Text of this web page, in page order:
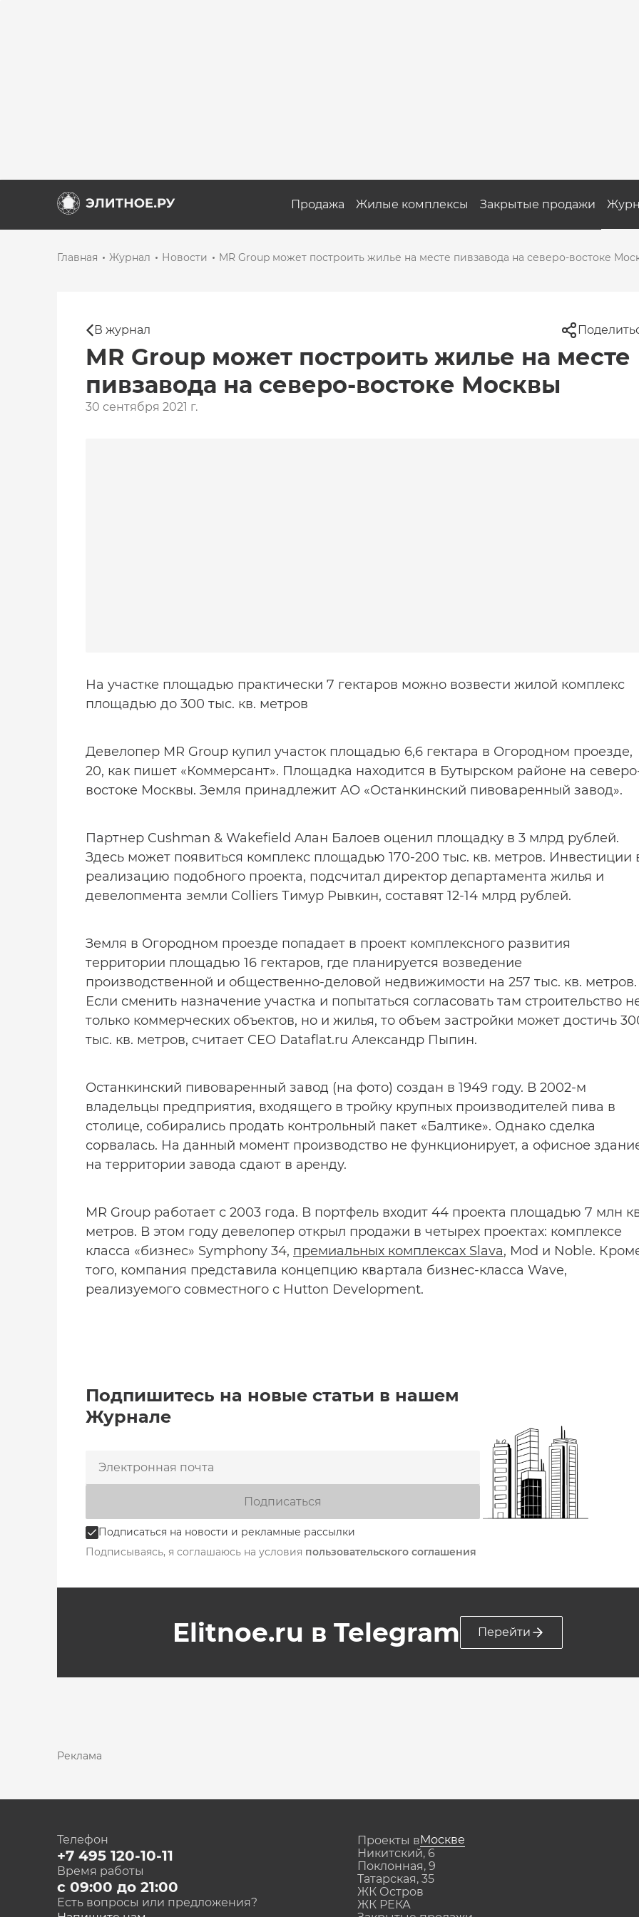
Продажа Жилые комплексы Закрытые продажи
Главная Журнал Новости MR Group может построить жилье на месте пивзавода на северо-востоке
В журнал
MR Group может построить жилье на месте
пивзавода на северо-востоке Москвы
30 сентября 2021 г.
На участке площадью практически 7 гектаров можно возвести жилой комплекс
площадью до 300 тыс. кв. метров
Девелопер MR Group купил участок площадью 6,6 гектара в Огородном проезде,
20, как пишет «Коммерсант». Площадка находится в Бутырском районе на
востоке Москвы. Земля принадлежит АО «Останкинский пивоваренный завод».
Партнер Cushman & Wakefield Алан Балоев оценил площадку в 3 млрд рублей.
Здесь может появиться комплекс площадью 170-200 тыс. кв. метров. Инвестиции
реализацию подобного проекта, подсчитал директор департамента жилья и
девелопмента земли Colliers Тимур Рывкин, составят 12-14 млрд рублей.
Земля в Огородном проезде попадает в проект комплексного развития
территории площадью 16 гектаров, где планируется возведение
производственной и общественно-деловой недвижимости на 257 тыс. кв. метров.
Если сменить назначение участка и попытаться согласовать там строительство
только коммерческих объектов, но и жилья, то объем застройки может достичь
тыс. кв. метров, считает CEO Dataflat.ru Александр Пыпин.
Останкинский пивоваренный завод (на фото) создан в 1949 году. В 2002-м
владельцы предприятия, входящего в тройку крупных производителей пива в
столице, собирались продать контрольный пакет «Балтике». Однако сделка
сорвалась. На данный момент производство не функционирует, а офисное
на территории завода сдают в аренду.
MR Group работает с 2003 года. В портфель входит 44 проекта площадью 7 млн
метров. В этом году девелопер открыл продажи в четырех проектах: комплексе
класса «бизнес» Symphony 34, премиальных комплексах Slava, Mod и Noble.
того, компания представила концепцию квартала бизнес-класса Wave,
реализуемого совместного с Hutton Development.
Подпишитесь на новые статьи в нашем
Журнале
Подписаться на новости и рекламные рассылки
Подписаться
Подписываясь, я соглашаюсь на условия пользовательского соглашения
Elitnoe.ru в Telegram Перейти
Реклама
Телефон
+7 495 120-10-11
Время работы
с 09:00 до 21:00
Есть вопросы или предложения?
Проекты вМоскве
Никитский, 6
Поклонная, 9
Татарская, 35
ЖК Остров
ЖК РЕКА